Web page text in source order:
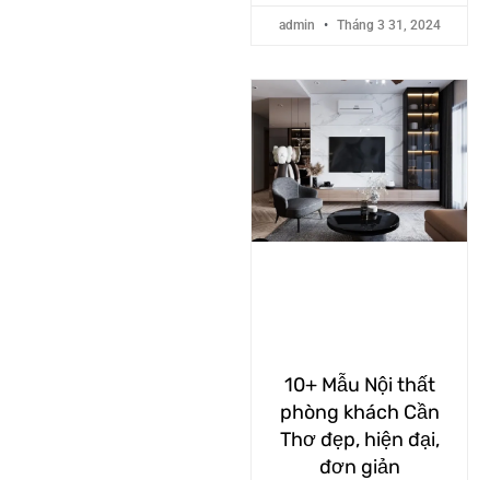
admin Tháng 3 31, 2024
10+ Mẫu Nội thất
phòng khách Cần
Thơ đẹp, hiện đại,
đơn giản